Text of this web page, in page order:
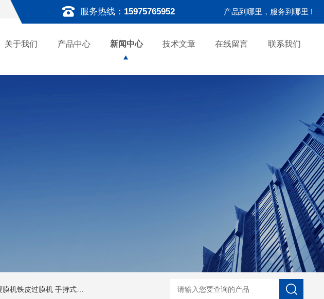
服务热线： 15975765952 产品到哪里，服务到哪里 !
关于我们 产品中心 新闻中心 技术文章 在线留言 联系我们
膜机铁皮过膜机 手持式激光打标机铁牌便携式打码机 自动协作码垛机纸箱码垛械手 DZ-760全自动